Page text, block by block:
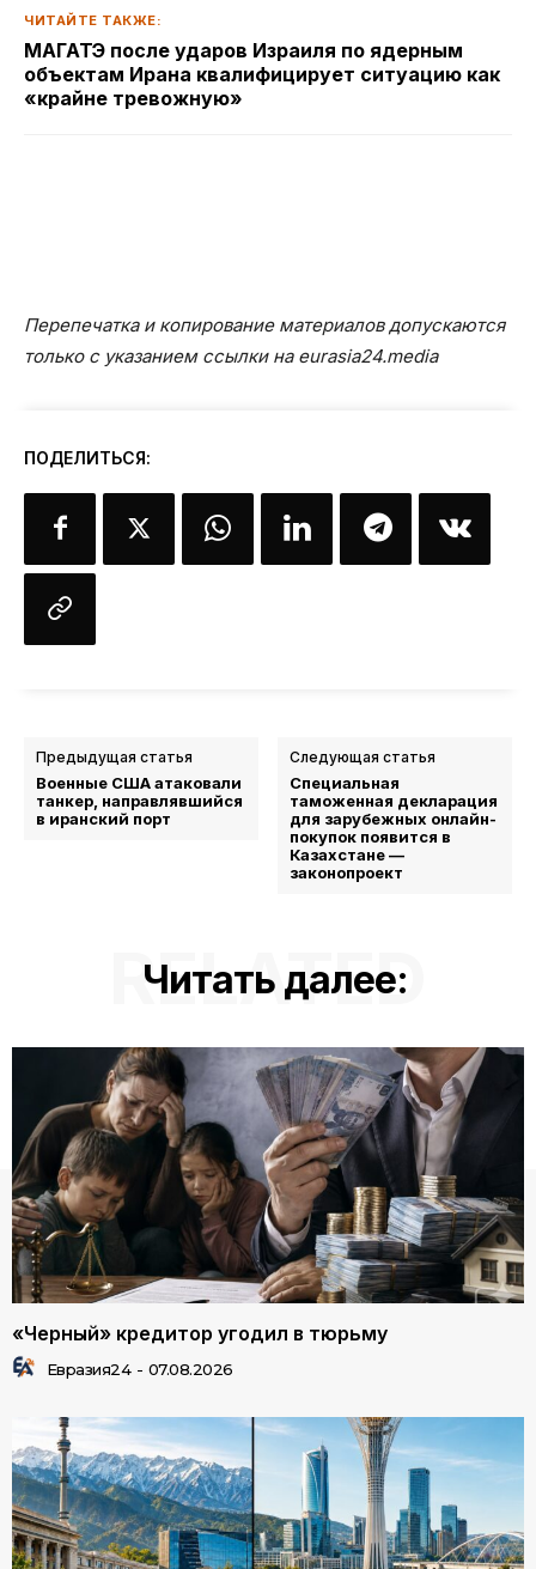
ЧИТАЙТЕ ТАКЖЕ:
МАГАТЭ после ударов Израиля по ядерным
объектам Ирана квалифицирует ситуацию как
«крайне тревожную»
Перепечатка и копирование материалов допускаются
только с указанием ссылки на eurasia24.media
ПОДЕЛИТЬСЯ:
Предыдущая статья
Военные США атаковали
танкер, направлявшийся
в иранский порт
Следующая статья
Специальная
таможенная декларация
для зарубежных онлайн-
покупок появится в
Казахстане —
законопроект
Читать далее:
RELATED
«Черный» кредитор угодил в тюрьму
Евразия24 - 07.08.2026